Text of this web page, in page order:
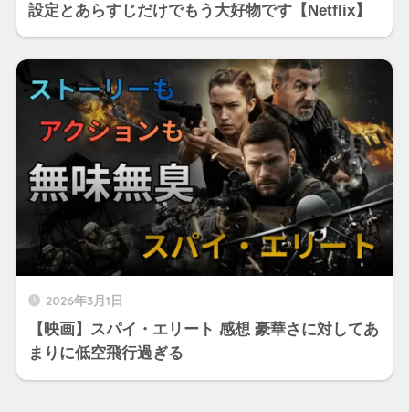
設定とあらすじだけでもう大好物です【Netflix】
2026年3月1日
【映画】スパイ・エリート 感想 豪華さに対してあ
まりに低空飛行過ぎる